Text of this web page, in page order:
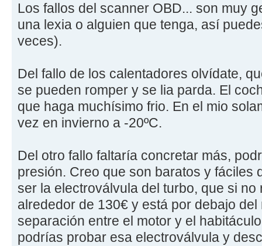
Los fallos del scanner OBD... son muy
una lexia o alguien que tenga, así
veces).
Del fallo de los calentadores olvídate,
se pueden romper y se lia parda. El
que haga muchísimo frio. En el mio
vez en invierno a -20ºC.
Del otro fallo faltaría concretar más,
presión. Creo que son baratos y fáciles
ser la electroválvula del turbo, que si
alrededor de 130€ y está por debajo
separación entre el motor y el
podrías probar esa electroválvula y